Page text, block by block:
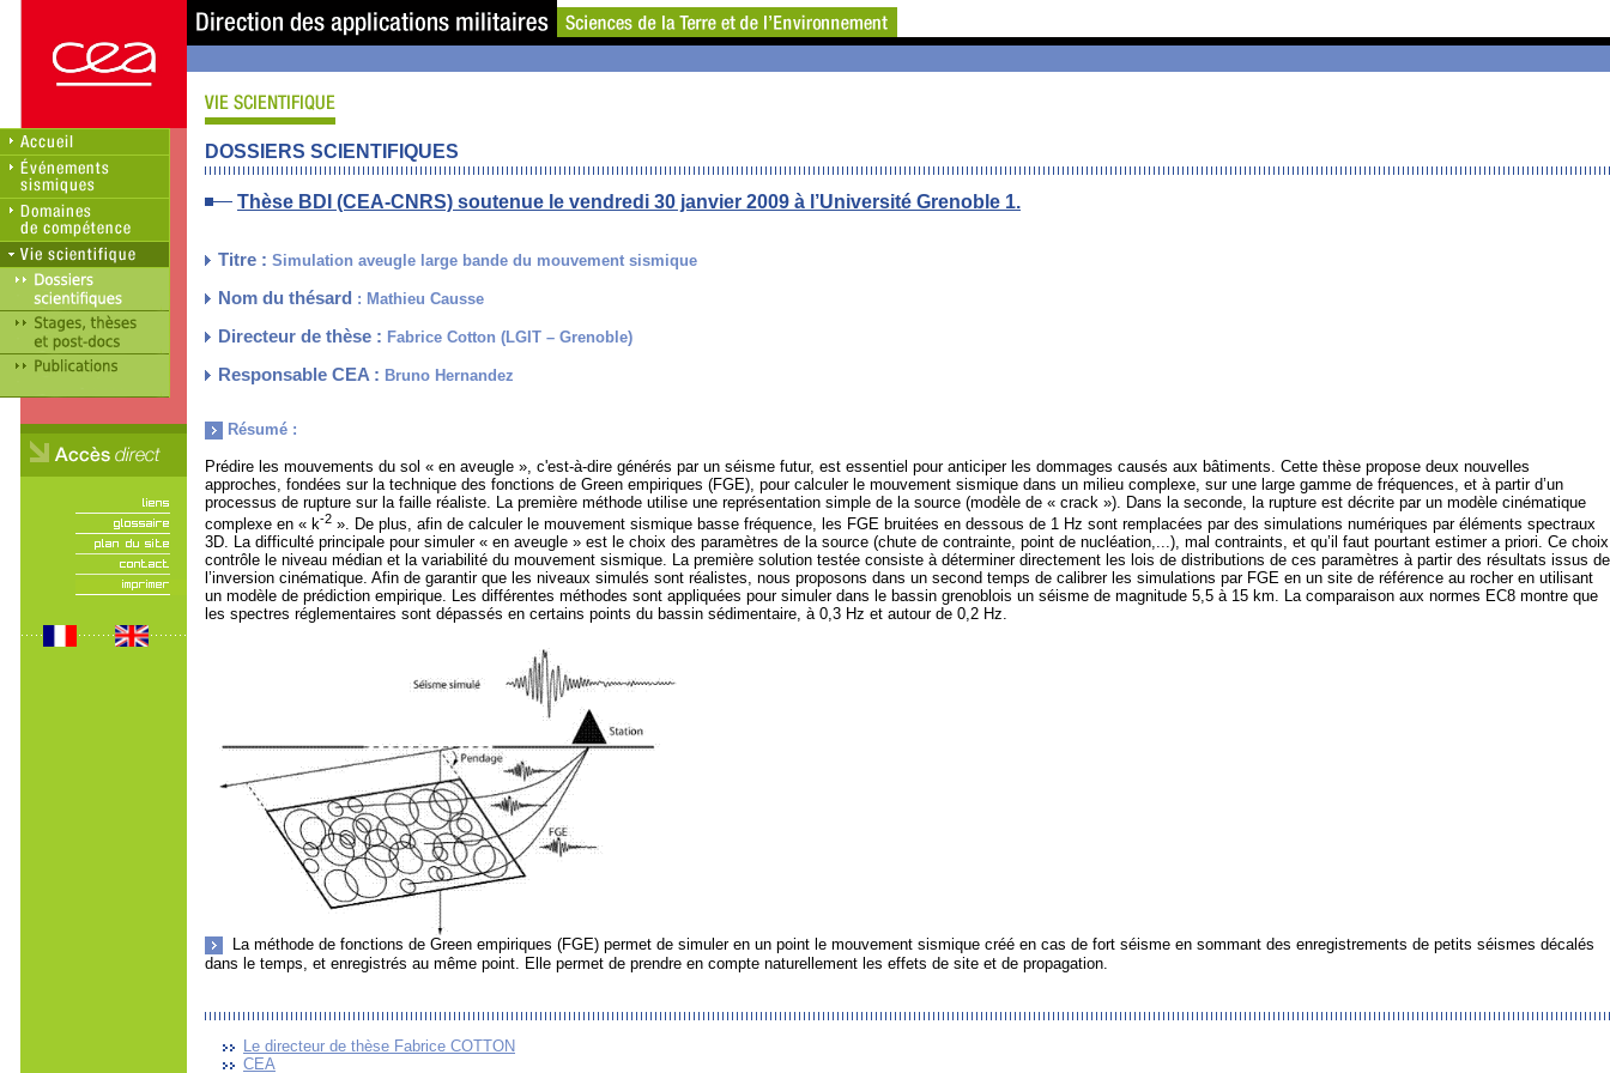
DOSSIERS SCIENTIFIQUES
Thèse BDI (CEA-CNRS) soutenue le vendredi 30 janvier 2009 à l’Université Grenoble 1.
Titre : Simulation aveugle large bande du mouvement sismique
Nom du thésard : Mathieu Causse
Directeur de thèse : Fabrice Cotton (LGIT – Grenoble)
Responsable CEA : Bruno Hernandez
Résumé :
Prédire les mouvements du sol « en aveugle », c'est-à-dire générés par un séisme futur, est essentiel pour anticiper les dommages causés aux bâtiments. Cette thèse propose deux nouvelles
approches, fondées sur la technique des fonctions de Green empiriques (FGE), pour calculer le mouvement sismique dans un milieu complexe, sur une large gamme de fréquences, et à partir d’un
processus de rupture sur la faille réaliste. La première méthode utilise une représentation simple de la source (modèle de « crack »). Dans la seconde, la rupture est décrite par un modèle cinématique
complexe en « k-2 ». De plus, afin de calculer le mouvement sismique basse fréquence, les FGE bruitées en dessous de 1 Hz sont remplacées par des simulations numériques par éléments spectraux
3D. La difficulté principale pour simuler « en aveugle » est le choix des paramètres de la source (chute de contrainte, point de nucléation,...), mal contraints, et qu’il faut pourtant estimer a priori. Ce choix
contrôle le niveau médian et la variabilité du mouvement sismique. La première solution testée consiste à déterminer directement les lois de distributions de ces paramètres à partir des résultats issus de
l’inversion cinématique. Afin de garantir que les niveaux simulés sont réalistes, nous proposons dans un second temps de calibrer les simulations par FGE en un site de référence au rocher en utilisant
un modèle de prédiction empirique. Les différentes méthodes sont appliquées pour simuler dans le bassin grenoblois un séisme de magnitude 5,5 à 15 km. La comparaison aux normes EC8 montre que
les spectres réglementaires sont dépassés en certains points du bassin sédimentaire, à 0,3 Hz et autour de 0,2 Hz.
La méthode de fonctions de Green empiriques (FGE) permet de simuler en un point le mouvement sismique créé en cas de fort séisme en sommant des enregistrements de petits séismes décalés
dans le temps, et enregistrés au même point. Elle permet de prendre en compte naturellement les effets de site et de propagation.
Le directeur de thèse Fabrice COTTON
CEA